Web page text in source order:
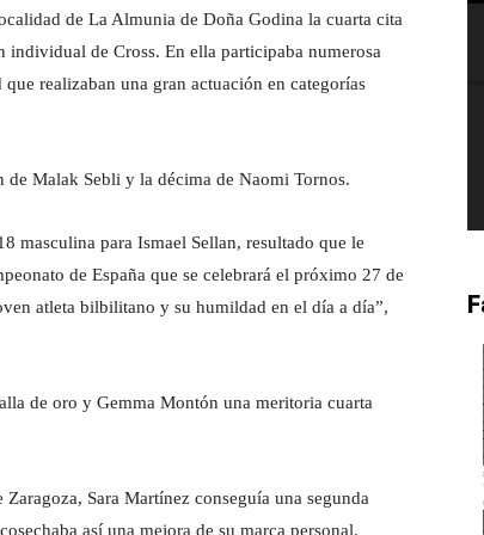
de La Almunia de Doña Godina la cuarta cita
individual de Cross. En ella participaba numerosa
realizaban una gran actuación en categorías
de Malak Sebli y la décima de Naomi Tornos.
masculina para Ismael Sellan, resultado que le
de España que se celebrará el próximo 27 de
atleta bilbilitano y su humildad en el día a día”,
de oro y Gemma Montón una meritoria cuarta
Sara Martínez conseguía una segunda
así una mejora de su marca personal.